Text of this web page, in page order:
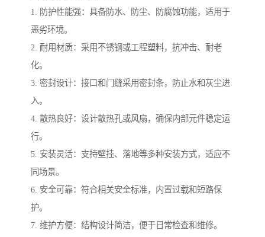
1. 防护性能强：具备防水、防尘、防腐蚀功能，适用于
恶劣环境。
2. 耐用材质：采用不锈钢或工程塑料，抗冲击、耐老
化。
3. 密封设计：接口和门缝采用密封条，防止水和灰尘进
入。
4. 散热良好：设计散热孔或风扇，确保内部元件稳定运
行。
5. 安装灵活：支持壁挂、落地等多种安装方式，适应不
同场景。
6. 安全可靠：符合相关安全标准，内置过载和短路保
护。
7. 维护方便：结构设计简洁，便于日常检查和维修。